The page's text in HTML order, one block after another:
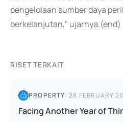
pengelolaan sumber daya
berkelanjutan," ujarnya.(end)
RISET TERKAIT
PROPERTY|28 FEBRUARY
Facing Another Year of